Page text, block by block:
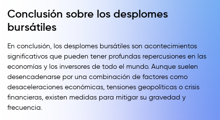
Conclusión sobre los desplomes
bursátiles
En conclusión, los desplomes bursátiles son acontecimientos
significativos que pueden tener profundas repercusiones en las
economías y los inversores de todo el mundo. Aunque suelen
desencadenarse por una combinación de factores como
desaceleraciones económicas, tensiones geopolíticas o crisis
financieras, existen medidas para mitigar su gravedad y
frecuencia.